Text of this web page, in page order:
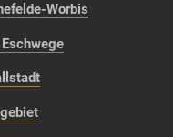
Worbis